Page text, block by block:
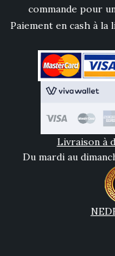
commande pour
Paiement en cash à
Livraison à
Du mardi au